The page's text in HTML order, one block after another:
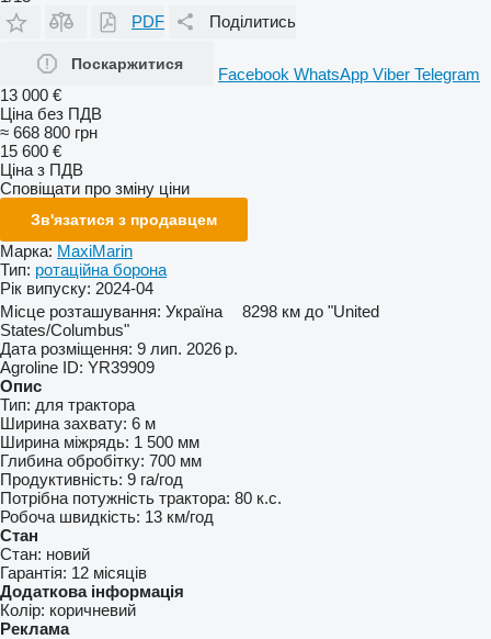
PDF
Поділитись
Поскаржитися
Facebook WhatsApp Viber Telegram
13 000 €
Ціна без ПДВ
≈ 668 800 грн
15 600 €
Ціна з ПДВ
Сповіщати про зміну ціни
Зв'язатися з продавцем
Марка: MaxiMarin
Тип: ротаційна борона
Рік випуску: 2024-04
Місце розташування: Україна
8298 км до "United
States/Columbus"
Дата розміщення: 9 лип. 2026 р.
Agroline ID: YR39909
Опис
Тип: для трактора
Ширина захвату: 6 м
Ширина міжрядь: 1 500 мм
Глибина обробітку: 700 мм
Продуктивність: 9 га/год
Потрібна потужність трактора: 80 к.с.
Робоча швидкість: 13 км/год
Стан
Стан: новий
Гарантія: 12 місяців
Додаткова інформація
Колір: коричневий
Реклама